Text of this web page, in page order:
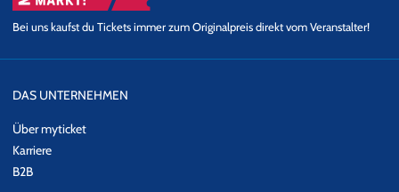
Bei uns kaufst du Tickets immer zum Originalpreis direkt vom Veranstalter!
DAS UNTERNEHMEN
Über myticket
Karriere
B2B